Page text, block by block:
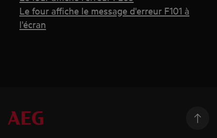
Le four affiche le message d'erreur F101 à
l'écran